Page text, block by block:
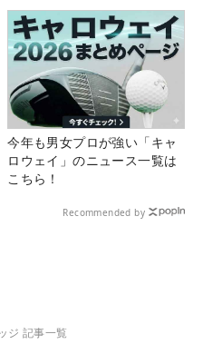
今年も男女プロが強い「キャ
ロウェイ」のニュース一覧は
こちら！
Recommended by
ジ 記事一覧